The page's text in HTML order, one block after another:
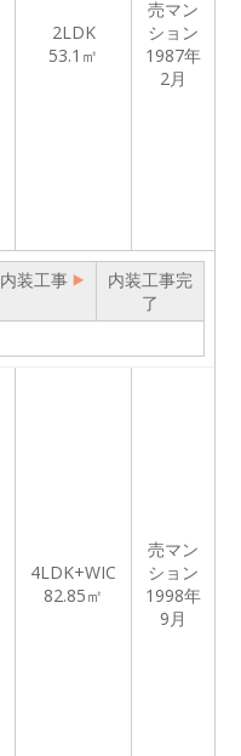
2LDK
53.1㎡
売マン
ション
1987年
2月
内装工事
内装工事完
了
4LDK+WIC
82.85㎡
売マン
ション
1998年
9月